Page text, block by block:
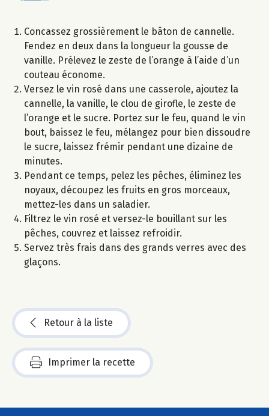
Concassez grossièrement le bâton de cannelle.
Fendez en deux dans la longueur la gousse de
vanille. Prélevez le zeste de l’orange à l’aide d’un
couteau économe.
Versez le vin rosé dans une casserole, ajoutez la
cannelle, la vanille, le clou de girofle, le zeste de
l’orange et le sucre. Portez sur le feu, quand le vin
bout, baissez le feu, mélangez pour bien dissoudre
le sucre, laissez frémir pendant une dizaine de
minutes.
Pendant ce temps, pelez les pêches, éliminez les
noyaux, découpez les fruits en gros morceaux,
mettez-les dans un saladier.
Filtrez le vin rosé et versez-le bouillant sur les
pêches, couvrez et laissez refroidir.
Servez très frais dans des grands verres avec des
glaçons.
Retour à la liste
Imprimer la recette